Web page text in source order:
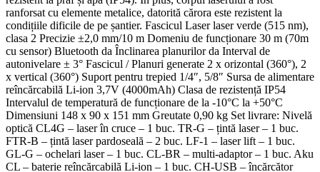
ranforsat cu elemente metalice, datorită cărora este rezistent la
condițiile dificile de pe șantier. Fascicul Laser laser verde (515 nm),
clasa 2 Precizie ±2,0 mm/10 m Domeniu de funcționare 30 m (70m
cu sensor) Bluetooth da Înclinarea planurilor da Interval de
autonivelare ± 3° Fascicul / Planuri generate 2 x orizontal (360°), 2
x vertical (360°) Suport pentru trepied 1/4″, 5/8″ Sursa de alimentare
reîncărcabilă Li-ion 3,7V (4000mAh) Clasa de rezistență IP54
Intervalul de temperatură de funcționare de la -10°C la +50°C
Dimensiuni 148 x 90 x 151 mm Greutate 0,90 kg Set livrare: Nivelă
optică CL4G – laser în cruce – 1 buc. TR-G – țintă laser – 1 buc.
FTR-B – țintă laser pardoseală – 2 buc. LF-1 – laser lift – 1 buc.
GL-G – ochelari laser – 1 buc. CL-BR – multi-adaptor – 1 buc. Aku
CL – baterie reîncărcabilă Li-ion – 1 buc. CH-USB – încărcător